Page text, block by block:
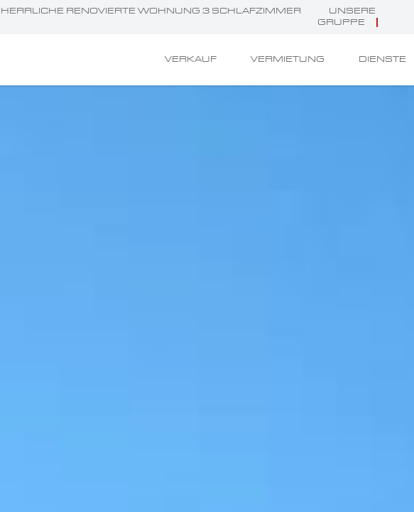
RENOVIERTE WOHNUNG 3 SCHLAFZIMMER
UNSERE
GRUPPE
VERKAUF VERMIETUNG DIENSTE